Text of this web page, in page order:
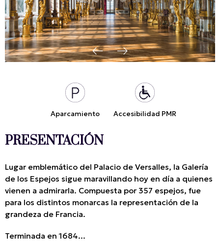
Aparcamiento Accesibilidad PMR
PRESENTACIÓN
Lugar emblemático del Palacio de Versalles, la Galería
de los Espejos sigue maravillando hoy en día a quienes
vienen a admirarla. Compuesta por 357 espejos, fue
para los distintos monarcas la representación de la
grandeza de Francia.
Terminada en 1684...